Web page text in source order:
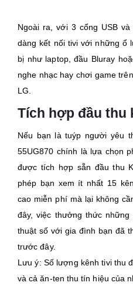
Ngoài ra, với 3 cổng USB
dàng kết nối tivi với những ổ
bị như laptop, đầu Bluray
nghe nhạc hay chơi game
LG.
Tích hợp đầu thu
Nếu bạn là tuýp người yêu
55UG870 chính là lựa chọn
được tích hợp sẵn đầu thu
phép bạn xem ít nhất 15
cao miễn phí mà lại không
đây, việc thưởng thức
thuật số với gia đình bạn đã
trước đây.
Lưu ý: Số lượng kênh tivi thu
và cả ăn-ten thu tín hiệu của